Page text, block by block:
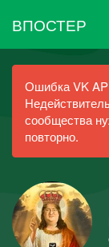
ВПОСТЕР
Ошибка VK
сообщества
повторно.